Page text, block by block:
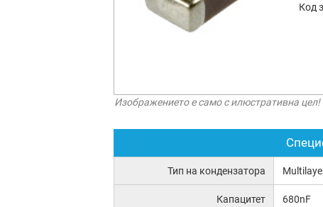
Код
Изображението е само с илюстративна цел!
Тип на кондензатора
Капацитет 680nF